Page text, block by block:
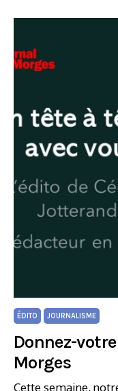
ÉDITO JOURNALISME
Donnez-
Morges
Cette semaine,